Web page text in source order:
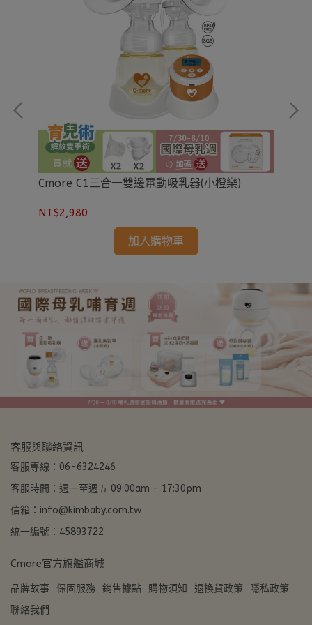
Cmore C1三合一雙邊電動吸乳器(小橙樂)
NT$2,980
加入購物車
客服與聯絡資訊
客服專線：06-6324246
客服時間：週一至週五 09:00am - 17:30pm
信箱：info@kimbaby.com.tw
統一編號：45893722
Cmore官方旗艦商城
品牌故事 保固服務 銷售據點 購物須知 退換貨政策
隱私政策
聯絡我們